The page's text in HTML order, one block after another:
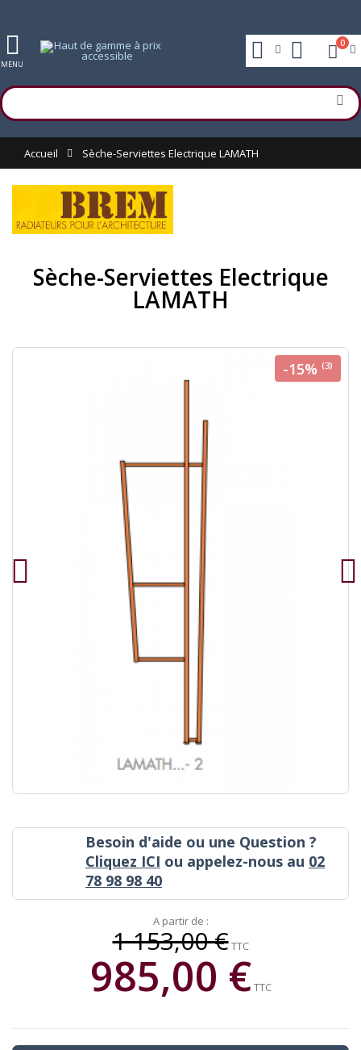
MENU
0
Accueil Sèche-Serviettes Electrique LAMATH
Sèche-Serviettes Electrique
LAMATH
-15% (3)
Besoin d'aide ou une Question ?
Cliquez ICI ou appelez-nous au 02
78 98 98 40
A partir de :
1 153,00 €TTC
985,00 €TTC